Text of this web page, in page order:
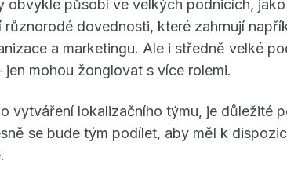
obvykle působí ve velkých podnicích,
různorodé dovednosti, které zahrnují
a marketingu. Ale i středně velké
mohou žonglovat s více rolemi.
vytváření lokalizačního týmu, je důležité
se bude tým podílet, aby měl k